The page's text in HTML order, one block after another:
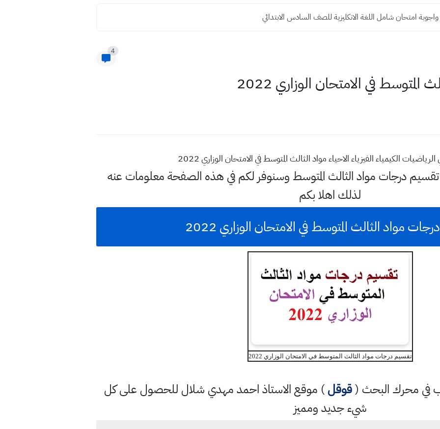
امتحان شامل اللغة الانكليزية للصف السادس الابتدائي
4
في الامتحان الوزاري 2022
الكيمياء الفيزياء الاحياء مواد الثالث المتوسط في الامتحان الوزاري 2022
درجات مواد الثالث المتوسط وسنوفر لكم في هذه الصفحة معلومات عنه
لذلك اهلا بكم
مواد الثالث المتوسط في الامتحان الوزاري 2022
تقسيم درجات مواد الثالث المتوسط في الامتحان الوزاري 2022
في محرك البحث (قوقل) موقع الاستاذ احمد مهدي شلال للحصول على كل
شيء جديد ومميز